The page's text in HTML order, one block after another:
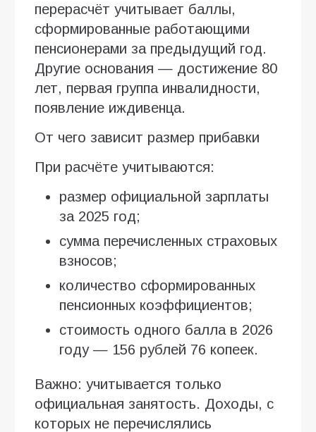
перерасчёт учитывает баллы,
сформированные работающими
пенсионерами за предыдущий год.
Другие основания — достижение 80
лет, первая группа инвалидности,
появление иждивенца.
От чего зависит размер прибавки
При расчёте учитываются:
размер официальной зарплаты
за 2025 год;
сумма перечисленных страховых
взносов;
количество сформированных
пенсионных коэффициентов;
стоимость одного балла в 2026
году — 156 рублей 76 копеек.
Важно: учитывается только
официальная занятость. Доходы, с
которых не перечислялись